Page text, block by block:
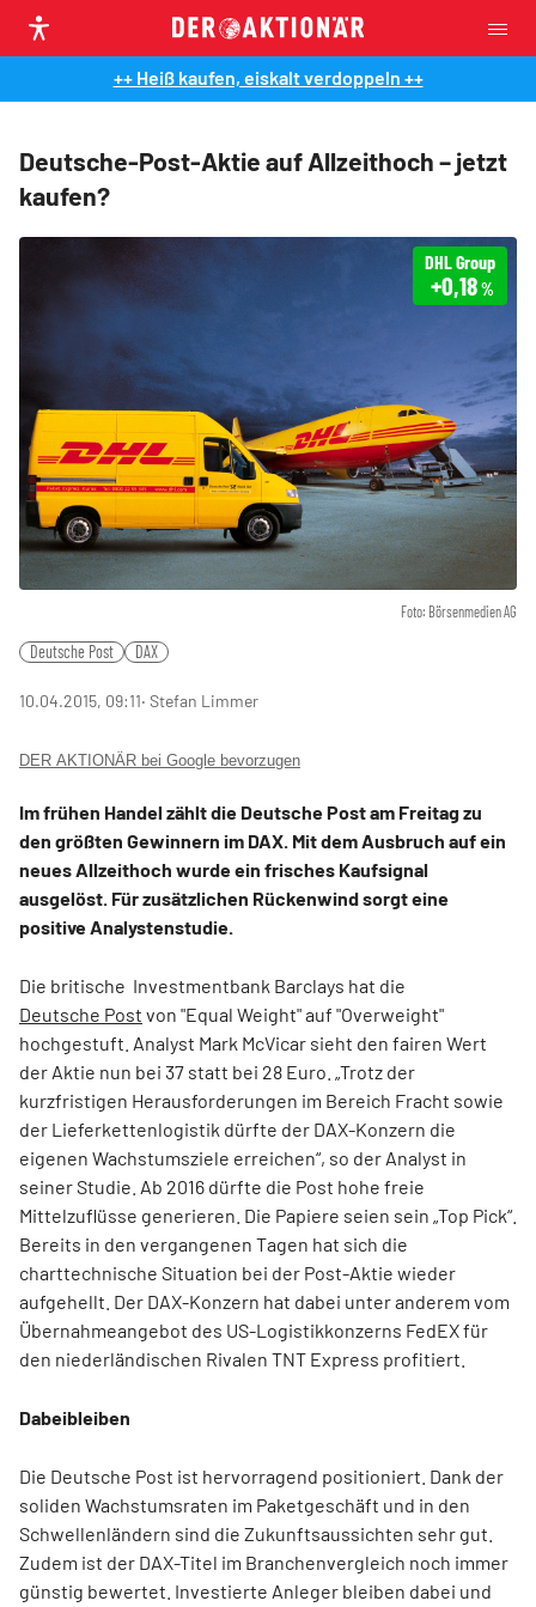
++ Heiß kaufen, eiskalt verdoppeln ++
Deutsche-Post-Aktie auf Allzeithoch – jetzt
kaufen?
Foto: Börsenmedien AG
DHL Group
+0,18%
Deutsche Post DAX
10.04.2015, 09:11‧ Stefan Limmer
DER AKTIONÄR bei Google bevorzugen
Im frühen Handel zählt die Deutsche Post am Freitag zu
den größten Gewinnern im DAX. Mit dem Ausbruch auf ein
neues Allzeithoch wurde ein frisches Kaufsignal
ausgelöst. Für zusätzlichen Rückenwind sorgt eine
positive Analystenstudie.
Die britische Investmentbank Barclays hat die
Deutsche Post von "Equal Weight" auf "Overweight"
hochgestuft. Analyst Mark McVicar sieht den fairen Wert
der Aktie nun bei 37 statt bei 28 Euro. „Trotz der
kurzfristigen Herausforderungen im Bereich Fracht sowie
der Lieferkettenlogistik dürfte der DAX-Konzern die
eigenen Wachstumsziele erreichen“, so der Analyst in
seiner Studie. Ab 2016 dürfte die Post hohe freie
Mittelzuflüsse generieren. Die Papiere seien sein „Top Pick“.
Bereits in den vergangenen Tagen hat sich die
charttechnische Situation bei der Post-Aktie wieder
aufgehellt. Der DAX-Konzern hat dabei unter anderem vom
Übernahmeangebot des US-Logistikkonzerns FedEX für
den niederländischen Rivalen TNT Express profitiert.
Dabeibleiben
Die Deutsche Post ist hervorragend positioniert. Dank der
soliden Wachstumsraten im Paketgeschäft und in den
Schwellenländern sind die Zukunftsaussichten sehr gut.
Zudem ist der DAX-Titel im Branchenvergleich noch immer
günstig bewertet. Investierte Anleger bleiben dabei und